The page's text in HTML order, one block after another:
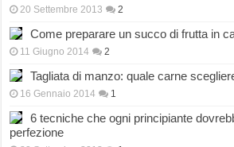
20 Settembre 2013 2
Come preparare un succo di frutta in
11 Giugno 2014 2
Tagliata di manzo: quale carne
16 Gennaio 2014 1
6 tecniche che ogni principiante
perfezione